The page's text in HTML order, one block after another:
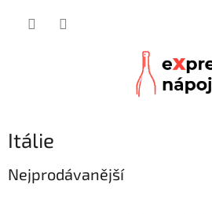
Itálie
Nejprodávanější